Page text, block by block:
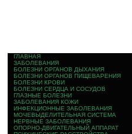
ГЛАВНАЯ
ЗАБОЛЕВАНИЯ
БОЛЕЗНИ ОРГАНОВ ДЫХАНИЯ
БОЛЕЗНИ ОРГАНОВ ПИЩЕВАРЕНИЯ
БОЛЕЗНИ КРОВИ
БОЛЕЗНИ СЕРДЦА И СОСУДОВ
ГЛАЗНЫЕ БОЛЕЗНИ
ЗАБОЛЕВАНИЯ КОЖИ
ИНФЕКЦИОННЫЕ ЗАБОЛЕВАНИЯ
МОЧЕВЫДЕЛИТЕЛЬНАЯ СИСТЕМА
НЕРВНЫЕ ЗАБОЛЕВАНИЯ
ОПОРНО-ДВИГАТЕЛЬНЫЙ АППАРАТ